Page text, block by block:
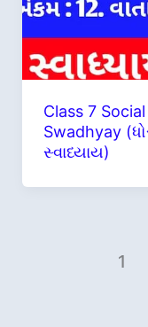
Class 7
Swadhyay
સ્વાધ્યાય)
1